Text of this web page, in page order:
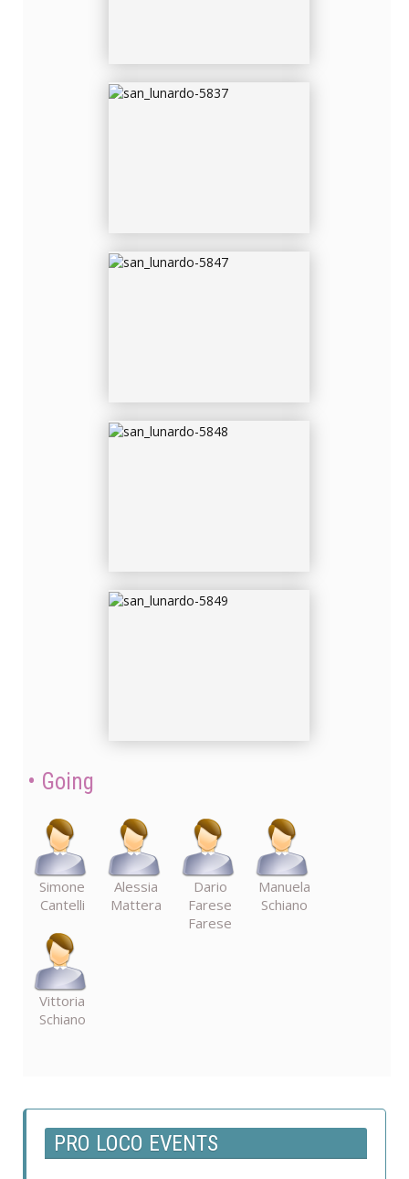
Going
Simone
Cantelli
Alessia
Mattera
Dario
Farese
Farese
Manuela
Schiano
Vittoria
Schiano
PRO LOCO EVENTS